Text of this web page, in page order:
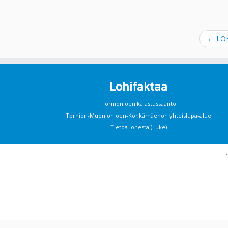
←
Lohifaktaa
Tornionjoen kalastussääntö
Tornion-Muonionjoen-Könkämäenon yhteislupa-alue
Tietoa lohesta (Luke)